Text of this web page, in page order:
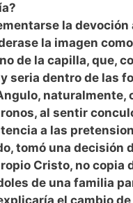
la
la imagen
de la capilla, que,
seria dentro de las
naturalmente,
al sentir
a las
tomó una decisión
Cristo, no copia
de una familia
el cambio